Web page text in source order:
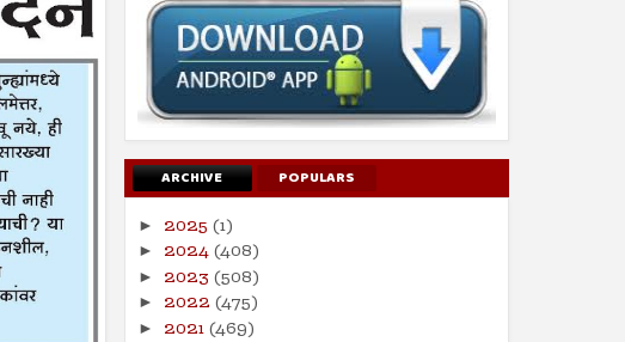
ARCHIVE POPULARS
► 2025 (1)
► 2024(408)
► 2023 (508)
► 2022 (475)
► 2021(469)